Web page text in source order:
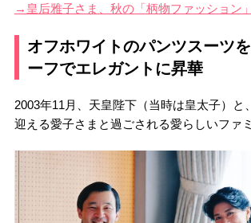
→皇后雅子さま、秋の「柄物ファッション
オフホワイトのパンツスーツ
ーフでエレガントに昇華
2003年11月、天皇陛下（当時は皇太子）と
迎える愛子さまと過ごされる愛らしいファ